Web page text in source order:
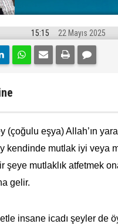
15:15 22 Mayıs 2025
(çoğulu eşya) Allah’ın
kendinde mutlak iyi veya
şeye mutlaklık atfetmek
gelir.
insane icadı şeyler de